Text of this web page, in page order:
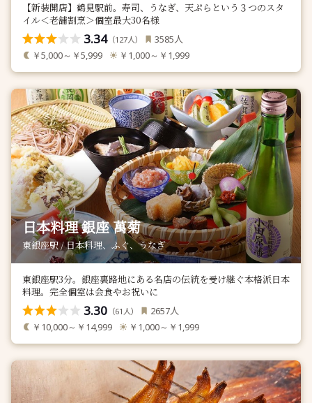
【新装開店】鶴見駅前。寿司、うなぎ、天ぷらという３つのスタ
イル＜老舗割烹＞個室最大30名様
3.34（127人） 3585人
￥5,000～￥5,999 ￥1,000～￥1,999
日本料理 銀座 萬菊
東銀座駅 / 日本料理、ふぐ、うなぎ
東銀座駅3分。銀座裏路地にある名店の伝統を受け継ぐ本格派日本
料理。完全個室は会食やお祝いに
3.30 （61 人） 2657人
￥10,000～￥14,999 ￥1,000～￥1,999